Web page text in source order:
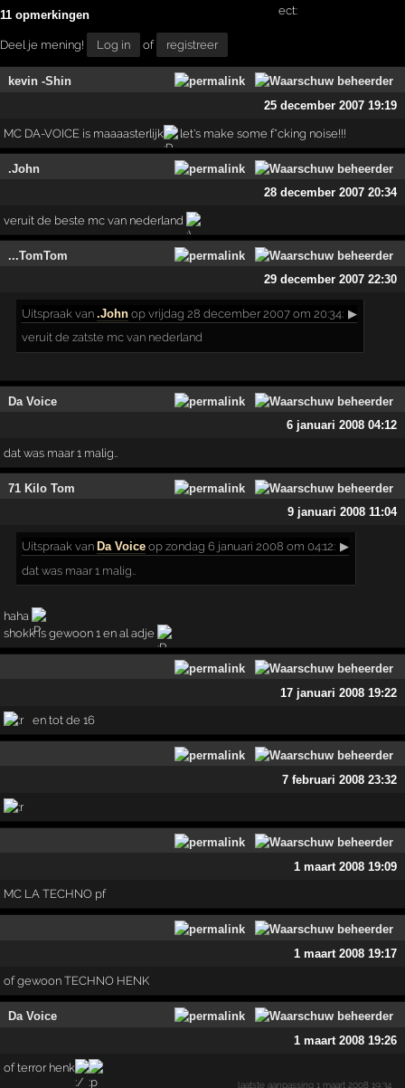
11 opmerkingen
Deel je mening! Log in of registreer
kevin -Shin
25 december 2007 19:19
MC DA-VOICE is maaaasterlijk let's make some f*cking noise!!!
.John
28 december 2007 20:34
veruit de beste mc van nederland
...TomTom
29 december 2007 22:30
Uitspraak van.John op vrijdag 28 december 2007 om 20:34: ▶
veruit de zatste mc van nederland
Da Voice
6 januari 2008 04:12
dat was maar 1 malig..
71 Kilo Tom
9 januari 2008 11:04
Uitspraak van Da Voice op zondag 6 januari 2008 om 04:12: ▶
dat was maar 1 malig..
haha
shokk is gewoon 1 en al adje
17 januari 2008 19:22
en tot de 16
7 februari 2008 23:32
1 maart 2008 19:09
MC LA TECHNO pf
1 maart 2008 19:17
of gewoon TECHNO HENK
Da Voice
1 maart 2008 19:26
of terror henk
laatste aanpassing1 maart 2008 19:34